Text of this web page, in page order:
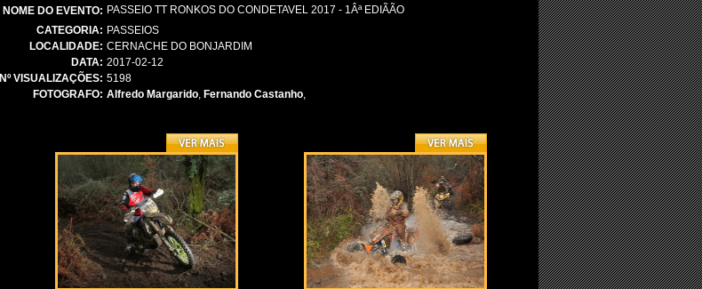
NOME DO EVENTO: PASSEIO TT RONKOS DO CONDETAVEL 2017 - 1Âª EDIÃÃO
CATEGORIA: PASSEIOS
LOCALIDADE: CERNACHE DO BONJARDIM
DATA: 2017-02-12
Nº VISUALIZAÇÕES: 5198
FOTOGRAFO: Alfredo Margarido, Fernando Castanho,